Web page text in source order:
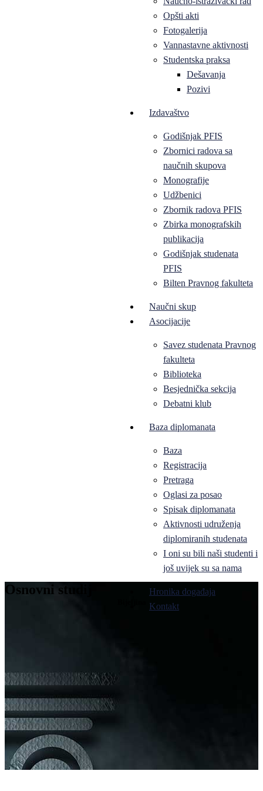
Opšti akti
Fotogalerija
Vannastavne aktivnosti
Studentska praksa
Dešavanja
Pozivi
Izdavaštvo
Godišnjak PFIS
Zbornici radova sa
naučnih skupova
Monografije
Udžbenici
Zbornik radova PFIS
Zbirka monografskih
publikacija
Godišnjak studenata
PFIS
Bilten Pravnog fakulteta
Naučni skup
Asocijacije
Savez studenata Pravnog
fakulteta
Biblioteka
Besjednička sekcija
Debatni klub
Baza diplomanata
Baza
Registracija
Pretraga
Oglasi za posao
Spisak diplomanata
Aktivnosti udruženja
diplomiranih studenata
I oni su bili naši studenti i
još uvijek su sa nama
Hronika događaja
Kontakt
Osnovni studij